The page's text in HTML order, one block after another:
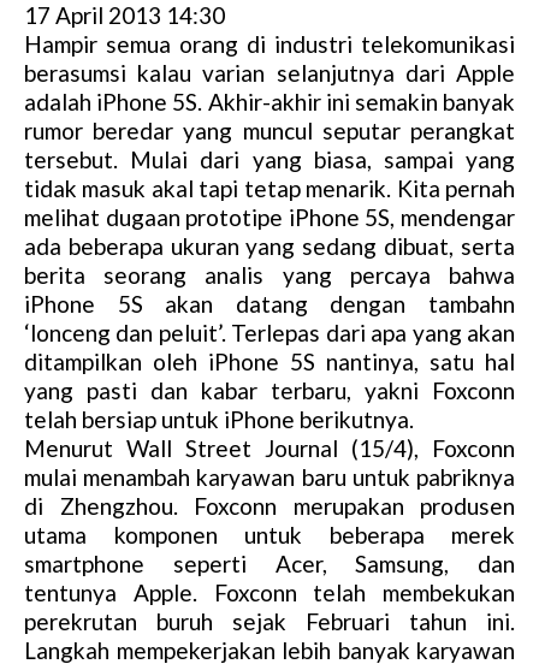
17 April 2013 14:30
Hampir semua orang di industri telekomunikasi
berasumsi kalau varian selanjutnya dari Apple
adalah iPhone 5S. Akhir-akhir ini semakin banyak
rumor beredar yang muncul seputar perangkat
tersebut. Mulai dari yang biasa, sampai yang
tidak masuk akal tapi tetap menarik. Kita pernah
melihat dugaan prototipe iPhone 5S, mendengar
ada beberapa ukuran yang sedang dibuat, serta
berita seorang analis yang percaya bahwa
iPhone 5S akan datang dengan tambahn
‘lonceng dan peluit’. Terlepas dari apa yang akan
ditampilkan oleh iPhone 5S nantinya, satu hal
yang pasti dan kabar terbaru, yakni Foxconn
telah bersiap untuk iPhone berikutnya.
Menurut Wall Street Journal (15/4), Foxconn
mulai menambah karyawan baru untuk pabriknya
di Zhengzhou. Foxconn merupakan produsen
utama komponen untuk beberapa merek
smartphone seperti Acer, Samsung, dan
tentunya Apple. Foxconn telah membekukan
perekrutan buruh sejak Februari tahun ini.
Langkah mempekerjakan lebih banyak karyawan